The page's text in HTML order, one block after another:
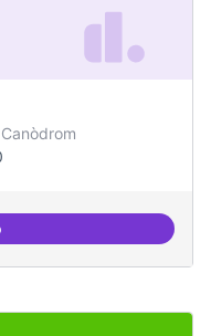
i dinamitzat